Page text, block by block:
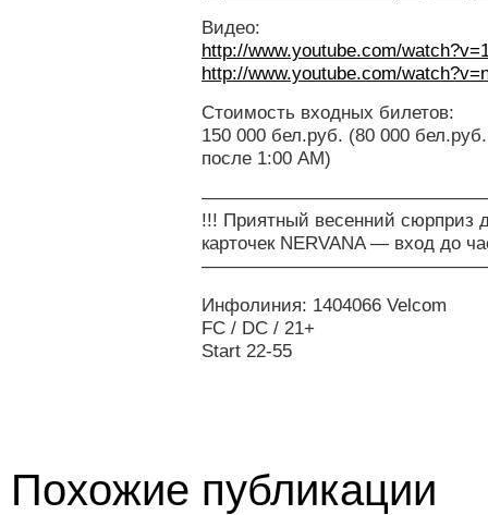
Видео:
http://www.youtube.com/
http://www.youtube.com/
Стоимость входных билетов:
150 000 бел.руб. (80 000
после 1:00 AM)
!!! Приятный весенний сюрприз
карточек NERVANA — вход до
Инфолиния: 1404066 Velcom
FC / DC / 21+
Start 22-55
Похожие публикации